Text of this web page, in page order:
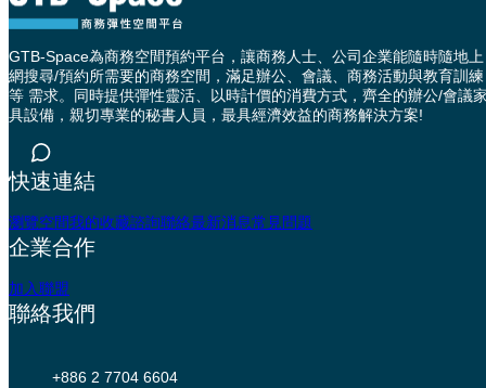
GTB-Space為商務空間預約平台，讓商務人士、公司企業能隨時隨地上
網搜尋/預約所需要的商務空間，滿足辦公、會議、商務活動與教育訓練
等 需求。同時提供彈性靈活、以時計價的消費方式，齊全的辦公/會議
具設備，親切專業的秘書人員，最具經濟效益的商務解決方案!
快速連結
瀏覽空間我的收藏諮詢聯絡最新消息常見問題
企業合作
加入聯盟
聯絡我們
+886 2 7704 6604